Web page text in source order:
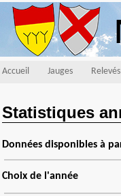
Accueil Jauges
Statistiques
Données disponibles à
Choix de l'année